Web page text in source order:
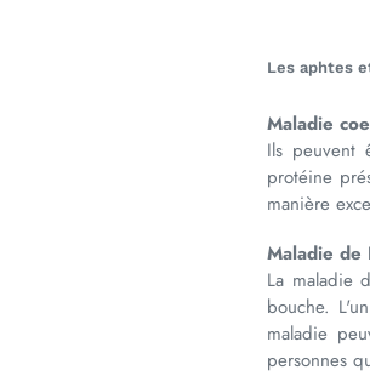
Les aphtes
Maladie
Ils peuvent
protéine
manière
Maladie de
La maladie
bouche.
maladie
personnes